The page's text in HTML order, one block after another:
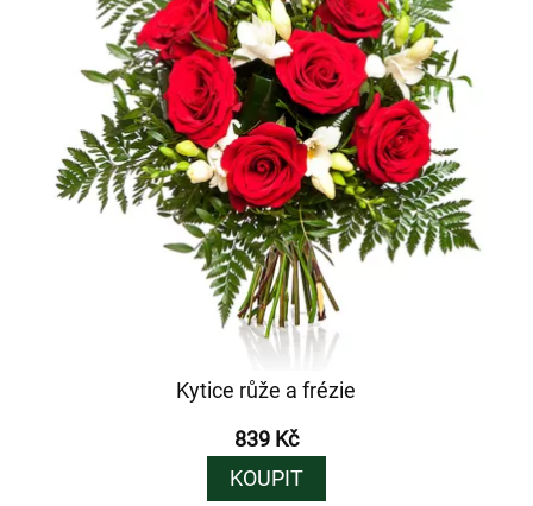
Kytice růže a frézie
839 Kč
KOUPIT